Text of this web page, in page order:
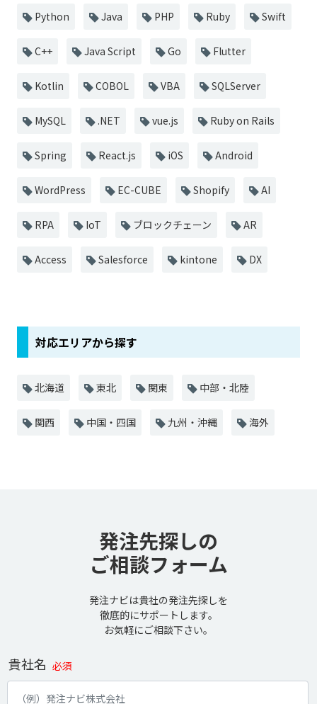
Python Java PHP Ruby Swift
C++ Java Script Go Flutter
Kotlin COBOL VBA SQLServer
MySQL .NET vue.js Ruby on Rails
Spring React.js iOS Android
WordPress EC-CUBE Shopify AI
RPA IoT ブロックチェーン AR
Access Salesforce kintone DX
対応エリアから探す
北海道 東北 関東 中部・北陸
関西 中国・四国 九州・沖縄 海外
発注先探しの
ご相談フォーム
発注ナビは貴社の発注先探しを
徹底的にサポートします。
お気軽にご相談下さい。
貴社名 必須